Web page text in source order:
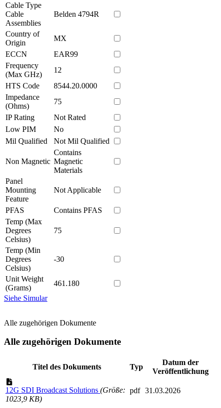
Cable Type
Cable
Assemblies
Belden 4794R
Country of
Origin
MX
ECCN
EAR99
Frequency
(Max GHz)
12
HTS Code
8544.20.0000
Impedance
(Ohms)
75
IP Rating
Not Rated
Low PIM
No
Mil Qualified
Not Mil Qualified
Non Magnetic
Contains
Magnetic
Materials
Panel
Mounting
Feature
Not Applicable
PFAS
Contains PFAS
Temp (Max
Degrees
Celsius)
75
Temp (Min
Degrees
Celsius)
-30
Unit Weight
(Grams)
461.180
Siehe Simular
Alle zugehörigen Dokumente
Alle zugehörigen Dokumente
Titel des Dokuments Typ
Datum der
Veröffentlichung
12G SDI Broadcast Solutions (Größe:
1023,9 KB)
pdf 31.03.2026